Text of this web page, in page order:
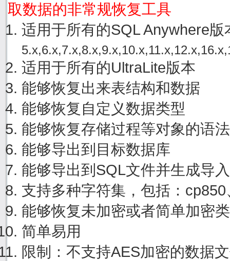
取数据的非常规恢复工具
适用于所有的SQL Anywhere
适用于所有的UltraLite版本
能够恢复出来表结构和数据
能够恢复自定义数据类型
能够恢复存储过程等对象的语法
能够导出到目标数据库
能够导出到SQL文件并生成导
支持多种字符集，包括：
能够恢复未加密或者简单加密
简单易用
限制：不支持AES加密的数据